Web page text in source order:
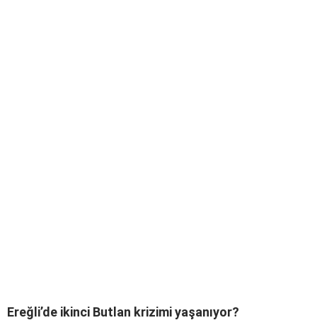
Ereğli’de ikinci Butlan krizimi yaşanıyor?